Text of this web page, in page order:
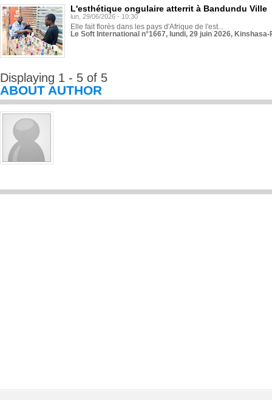
L'esthétique ongulaire atterrit à Bandundu Ville
lun, 29/06/2026 - 10:30
Elle fait florès dans les pays d'Afrique de l'est...
Le Soft International n°1667, lundi, 29 juin 2026,
Displaying 1 - 5 of 5
ABOUT AUTHOR